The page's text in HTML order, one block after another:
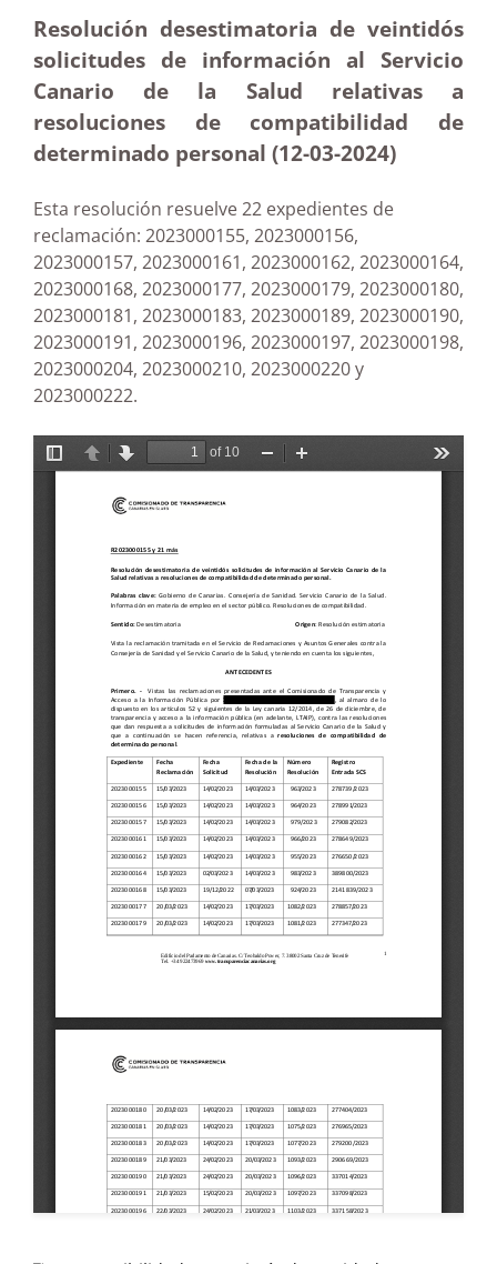
Resolución desestimatoria de veintidós
solicitudes de información al Servicio
Canario de la Salud relativas a
resoluciones de compatibilidad de
determinado personal (12-03-2024)
Esta resolución resuelve 22 expedientes de
reclamación: 2023000155, 2023000156,
2023000157, 2023000161, 2023000162, 2023000164,
2023000168, 2023000177, 2023000179, 2023000180,
2023000181, 2023000183, 2023000189, 2023000190,
2023000191, 2023000196, 2023000197, 2023000198,
2023000204, 2023000210, 2023000220 y
2023000222.